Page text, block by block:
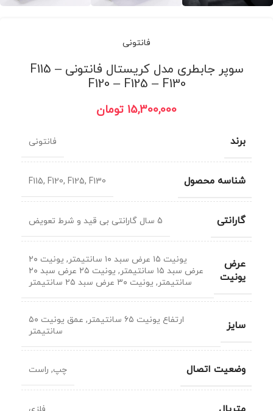
فانتونی
سوپر جابطری مدل کریستال فانتونی F115 –
F120 – F125 – F130
15,300,000 تومان
برند فانتونی
شناسه محصول F115, F120, F125, F130
گارانتی 5 سال گارانتی بی قید و شرط تعویض
عرض
یونیت
یونیت ۱۵ عرض سبد ۱۰ سانتیمتر ,
یونیت ۲۰
عرض سبد ۱۵ سانتیمتر
,
یونیت ۲۵ عرض سبد ۲۰
سانتیمتر, یونیت ۳۰ عرض سبد ۲۵ سانتیمتر
سایز ارتفاع یونیت ۶۵ سانتیمتر ,
عمق یونیت ۵۰
سانتیمتر
وضعیت اتصال چپ, راست